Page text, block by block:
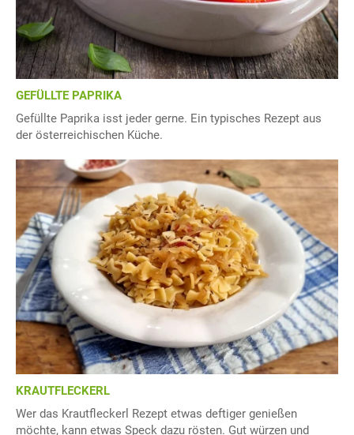
GEFÜLLTE PAPRIKA
Gefüllte Paprika isst jeder gerne. Ein typisches Rezept aus
der österreichischen Küche.
KRAUTFLECKERL
Wer das Krautfleckerl Rezept etwas deftiger genießen
möchte, kann etwas Speck dazu rösten. Gut würzen und